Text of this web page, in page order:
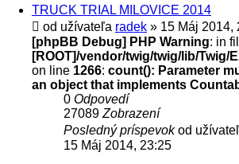
TRUCK TRIAL MILOVICE 2014
od užívateľa radek » 15 Máj 2014,
[phpBB Debug] PHP Warning: in
[ROOT]/vendor/twig/twig/lib/Twig/
on line 1266: count(): Parameter
an object that implements
0 Odpovedí
27089 Zobrazení
Posledný príspevokod
15 Máj 2014, 23:25